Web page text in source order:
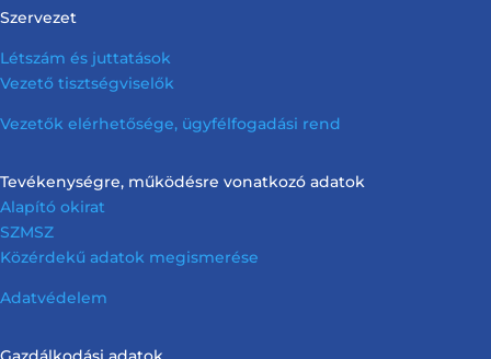
Szervezet
Létszám és juttatások
Vezető tisztségviselők
Vezetők elérhetősége, ügyfélfogadási rend
Tevékenységre, működésre vonatkozó adatok
Alapító okirat
SZMSZ
Közérdekű adatok megismerése
Adatvédelem